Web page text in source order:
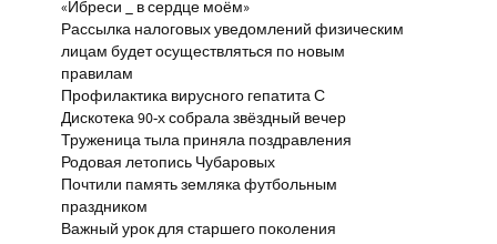
«Ибреси _ в сердце моём»
Рассылка налоговых уведомлений физическим
лицам будет осуществляться по новым
правилам
Профилактика вирусного гепатита С
Дискотека 90-х собрала звёздный вечер
Труженица тыла приняла поздравления
Родовая летопись Чубаровых
Почтили память земляка футбольным
праздником
Важный урок для старшего поколения